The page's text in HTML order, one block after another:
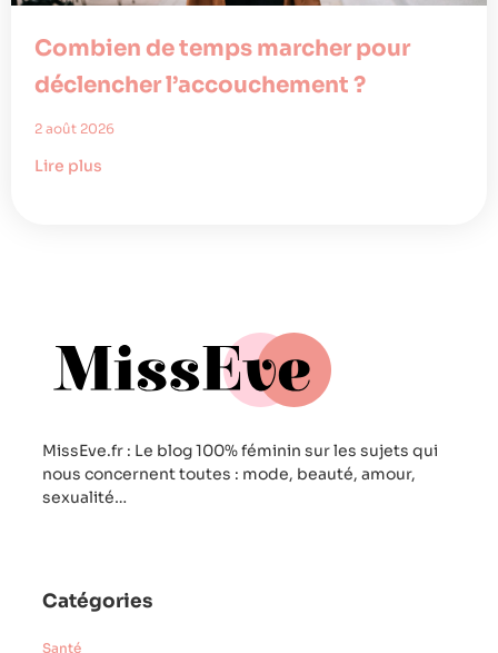
Combien de temps marcher pour
déclencher l’accouchement ?
2 août 2026
Lire plus
MissEve.fr : Le blog 100% féminin sur les sujets qui
nous concernent toutes : mode, beauté, amour,
sexualité…
Catégories
Santé